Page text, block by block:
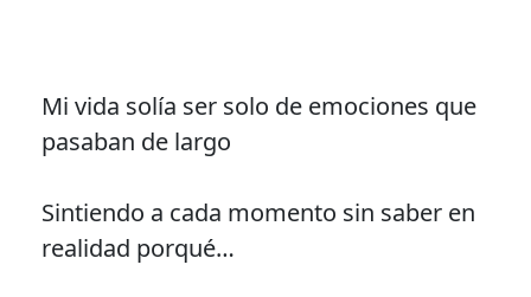
Mi vida solía ser solo de emociones que
pasaban de largo
Sintiendo a cada momento sin saber en
realidad porqué…